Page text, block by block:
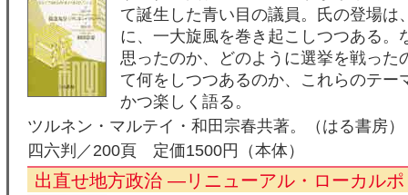
て誕生した青い目の議員。氏の登場は
に、一大旋風を巻き起こしつつある。
思ったのか、どのように選挙を戦った
て何をしつつあるのか、これらのテー
かつ楽しく語る。
ツルネン・マルテイ・和田宗春共著。（はる書房）
四六判／200頁 定価1500円（本体）
出直せ地方政治 ―リニューアル・ローカル